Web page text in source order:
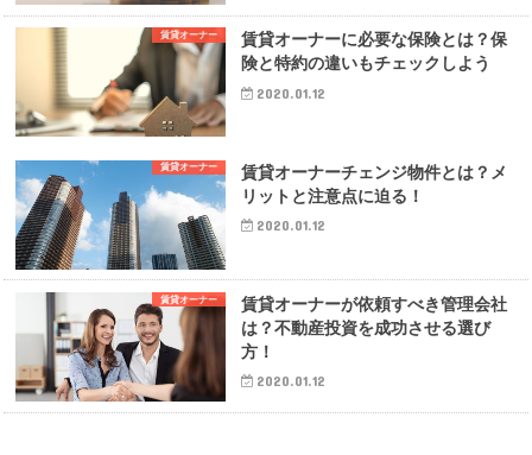
賃貸オーナー
賃貸オーナーに必要な保険とは？保
険と特約の違いもチェックしよう
2020.01.12
賃貸オーナー
賃貸オーナーチェンジ物件とは？メ
リットと注意点に迫る！
2020.01.12
賃貸オーナー
賃貸オーナーが依頼すべき管理会社
は？不動産投資を成功させる選び
方！
2020.01.12